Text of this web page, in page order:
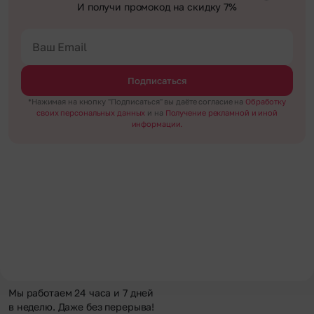
И получи промокод на скидку 7%
Подписаться
*Нажимая на кнопку "Подписаться" вы даёте согласие на Обработку
своих персональных данных и на Получение рекламной и иной
информации.
Мы работаем 24 часа и 7 дней
в неделю. Даже без перерыва!